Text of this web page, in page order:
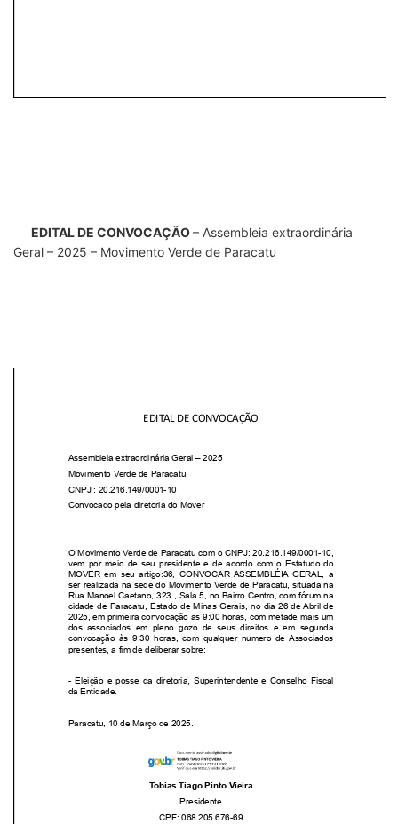
EDITAL DE CONVOCAÇÃO– Assembleia extraordinária
Geral – 2025 – Movimento Verde de Paracatu